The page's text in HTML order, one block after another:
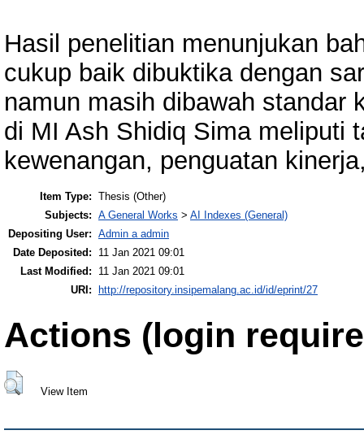
Hasil penelitian menunjukan
cukup baik dibuktika dengan
namun masih dibawah standar
di MI Ash Shidiq Sima meliputi
kewenangan, penguatan
Item Type: Thesis (Other)
Subjects: A General Works > AI Indexes (General)
Depositing User: Admin a admin
Date Deposited:
11 Jan 2021 09:01
Last Modified:
11 Jan 2021 09:01
URI:
http://repository.insipemalang.ac.id/id/eprint/27
Actions (login
View Item